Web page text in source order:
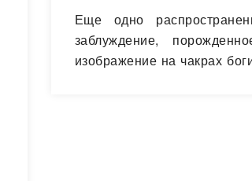
Еще одно
заблуждение,
изображение на чакрах